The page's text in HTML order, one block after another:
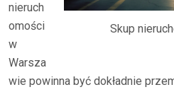
Skup
nieruch
omości
w
Warsza
wie powinna być dokładnie